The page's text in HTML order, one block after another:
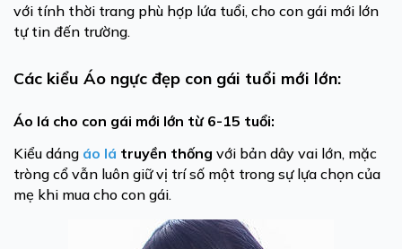
với tính thời trang phù hợp lứa tuổi, cho con gái mới lớn
tự tin đến trường.
Các kiểu Áo ngực đẹp con gái tuổi mới lớn:
Áo lá cho con gái mới lớn từ 6-15 tuổi:
Kiểu dáng áo lá truyền thống với bản dây vai lớn, mặc
tròng cổ vẫn luôn giữ vị trí số một trong sự lựa chọn của
mẹ khi mua cho con gái.